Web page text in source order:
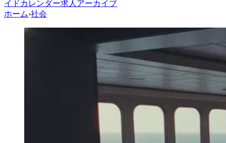
イド カレンダー求人 アーカイブ
ホーム›社会